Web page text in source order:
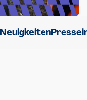
Neuigkeiten